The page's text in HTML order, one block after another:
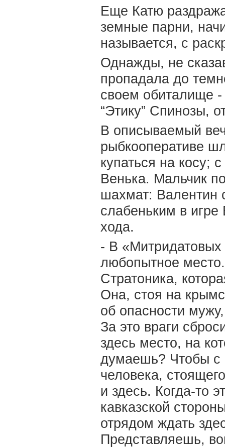
Еще Катю
земные парни,
называется, с
Однажды, не
пропадала до
своем обиталище -
“Этику” Спинозы,
В описываемый
рыбкооперативе
купаться на косу;
Венька. Мальчик
шахмат: Валентин
слабеньким в
хода.
- В «Митридатовых
любопытное
Стратоника,
Она, стоя на
об опасности
За это враги
здесь место, на
думаешь? Чтобы с
человека,
и здесь. Когда-то
кавказской
отрядом ждать
Представляешь,